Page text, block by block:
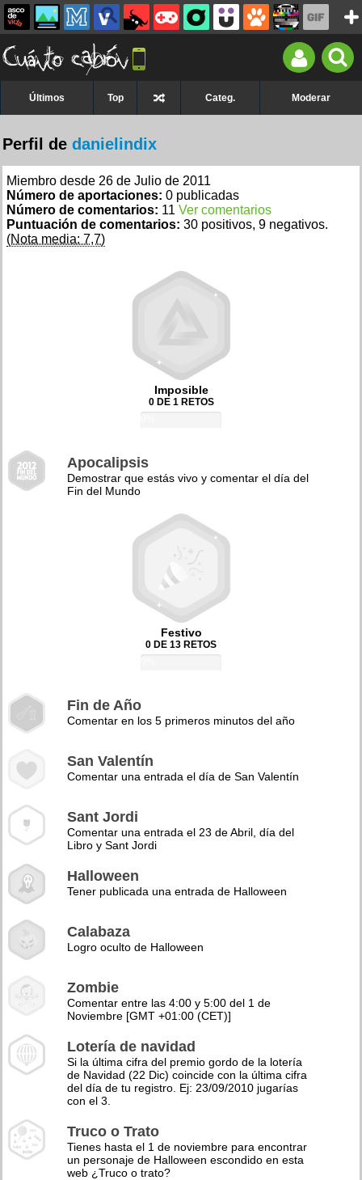
Últimos Top Categ. Moderar
Perfil de danielindix
Miembro desde 26 de Julio de 2011
Número de aportaciones: 0 publicadas
Número de comentarios: 11 Ver comentarios
Puntuación de comentarios: 30 positivos, 9 negativos.
(Nota media: 7,7)
Imposible
0 DE 1 RETOS
Apocalipsis
Demostrar que estás vivo y comentar el día del
Fin del Mundo
Festivo
0 DE 13 RETOS
Fin de Año
Comentar en los 5 primeros minutos del año
San Valentín
Comentar una entrada el día de San Valentín
Sant Jordi
Comentar una entrada el 23 de Abril, día del
Libro y Sant Jordi
Halloween
Tener publicada una entrada de Halloween
Calabaza
Logro oculto de Halloween
Zombie
Comentar entre las 4:00 y 5:00 del 1 de
Noviembre [GMT +01:00 (CET)]
Lotería de navidad
Si la última cifra del premio gordo de la lotería
de Navidad (22 Dic) coincide con la última cifra
del día de tu registro. Ej: 23/09/2010 jugarías
con el 3.
Truco o Trato
Tienes hasta el 1 de noviembre para encontrar
un personaje de Halloween escondido en esta
web ¿Truco o trato?